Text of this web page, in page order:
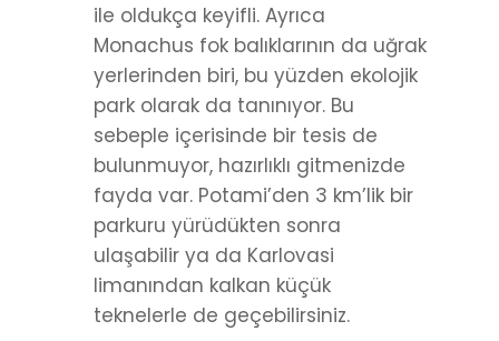
ile oldukça keyifli. Ayrıca
Monachus fok balıklarının da uğrak
yerlerinden biri, bu yüzden ekolojik
park olarak da tanınıyor. Bu
sebeple içerisinde bir tesis de
bulunmuyor, hazırlıklı gitmenizde
fayda var. Potami’den 3 km’lik bir
parkuru yürüdükten sonra
ulaşabilir ya da Karlovasi
limanından kalkan küçük
teknelerle de geçebilirsiniz.